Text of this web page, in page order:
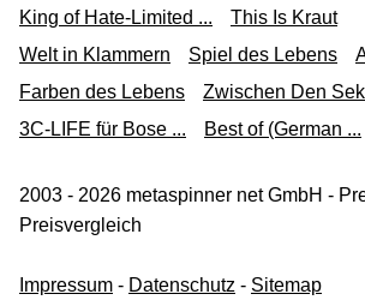
King of Hate-Limited ...
This Is Kraut
Welt in Klammern
Spiel des Lebens
Farben des Lebens
Zwischen Den
3C-LIFE für Bose ...
Best of (German ...
2003 - 2026 metaspinner net GmbH -
Preisvergleich
Impressum - Datenschutz - Sitemap